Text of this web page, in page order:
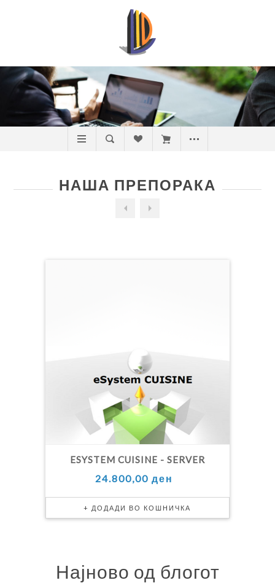
НАША ПРЕПОРАКА
ESYSTEM CUISINE - SERVER
24.800,00 ден
Најново од блогот